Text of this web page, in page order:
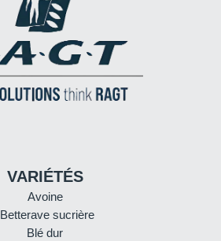
VARIÉTÉS
Avoine
Betterave sucrière
Blé dur